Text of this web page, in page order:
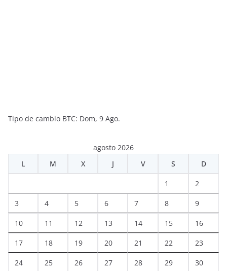
Tipo de cambio BTC: Dom, 9 Ago.
agosto 2026
L
M X J V S D
1 2
3 4 5 6 7 8 9
10 11 12 13 14 15 16
17 18 19 20 21 22 23
24 25 26 27 28 29 30